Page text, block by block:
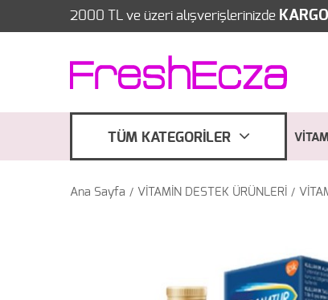
2000 TL ve üzeri alışverişlerinizde
TÜM KATEGORİLER
Ana Sayfa VİTAMİN DESTEK ÜRÜNLERİ